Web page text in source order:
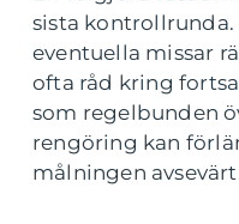
sista kontrollrunda.
eventuella missar
ofta råd kring
som regelbunden
rengöring kan
målningen